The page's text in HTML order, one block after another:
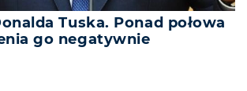
Tuska. Ponad połowa
go negatywnie